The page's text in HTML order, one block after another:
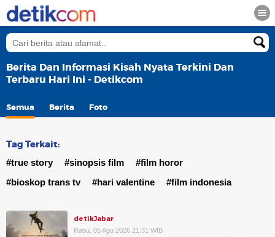
Berita Dan Informasi Kisah Nyata Terkini Dan
Terbaru Hari Ini - Detikcom
Semua Berita Foto
Tag Terkait:
#true story #sinopsis film
#film horor
#bioskop trans tv
#hari valentine #film indonesia
detikJabar
Rabu, 05 Agu 2026 21:31 WIB